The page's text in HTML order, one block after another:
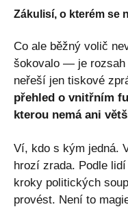
Zákulisí, o kterém se
Co ale běžný volič
šokovalo — je rozsah
neřeší jen tiskové
přehled o vnitřním
kterou nemá ani
Ví, kdo s kým jedná.
hrozí zrada. Podle
kroky politických
provést. Není to